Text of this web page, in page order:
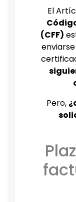
El
(CFF)
Pero,